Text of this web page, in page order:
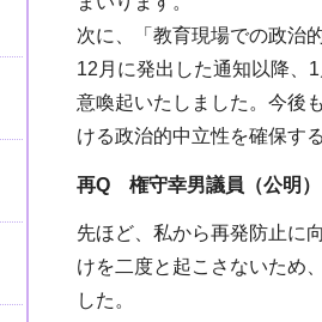
次に、「教育現場での政治
12月に発出した通知以降、
意喚起いたしました。今後
ける政治的中立性を確保す
再Q 権守幸男議員（公明 ）
先ほど、私から再発防止に
けを二度と起こさないため
した。